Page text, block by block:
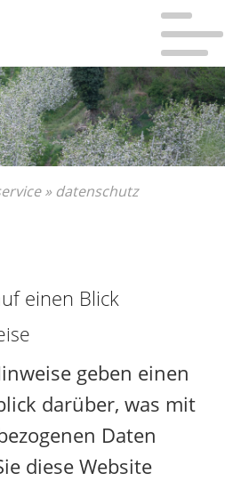
»datenschutz
einen Blick
geben einen
darüber, was mit
Daten
diese Website